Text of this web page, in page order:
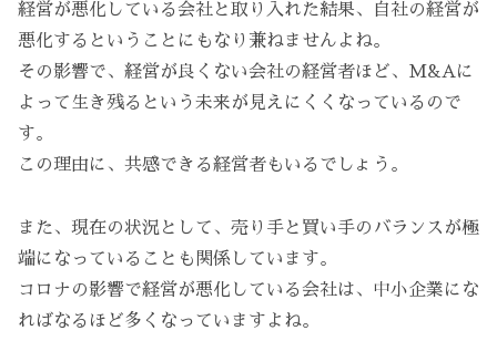
経営が悪化している会社と取り入れた結果、自社の経営が
悪化するということにもなり兼ねませんよね。
その影響で、経営が良くない会社の経営者ほど、M&Aに
よって生き残るという未来が見えにくくなっているので
す。
この理由に、共感できる経営者もいるでしょう。
また、現在の状況として、売り手と買い手のバランスが極
端になっていることも関係しています。
コロナの影響で経営が悪化している会社は、中小企業にな
ればなるほど多くなっていますよね。